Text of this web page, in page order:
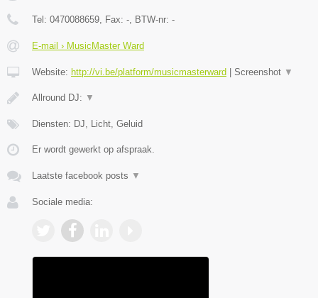
Tel: 0470088659, Fax: -, BTW-nr: -
E-mail › MusicMaster Ward
Website: http://vi.be/platform/musicmasterward Screenshot ▼
Allround DJ: ▼
Diensten: DJ, Licht, Geluid
Er wordt gewerkt op afspraak.
Laatste facebook posts ▼
Sociale media: